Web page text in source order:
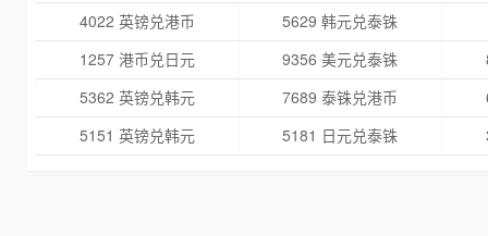
4022 英镑兑港币
5629 韩元兑泰铢
1257 港币兑日元
9356 美元兑泰铢
5362 英镑兑韩元
7689 泰铢兑港币
5151 英镑兑韩元
5181 日元兑泰铢